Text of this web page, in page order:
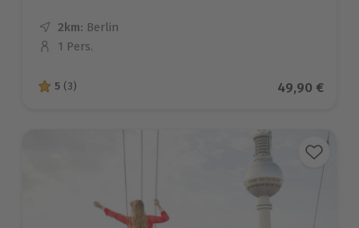
2km: Entfernung
Standort
Berlin
Anzahl der Teilnehmer
1 Pers.
5 von 5 Sternen basierend auf 3 Bewertungen
5 (3) Aktueller
49,90 €